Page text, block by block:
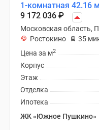
1-комнатная 42.16 м
9 172 036 ₽
Московская область,
Ростокино
35
Цена за м2
Корпус
Этаж
Отделка
Ипотека
ЖК «Южное Пушкино»